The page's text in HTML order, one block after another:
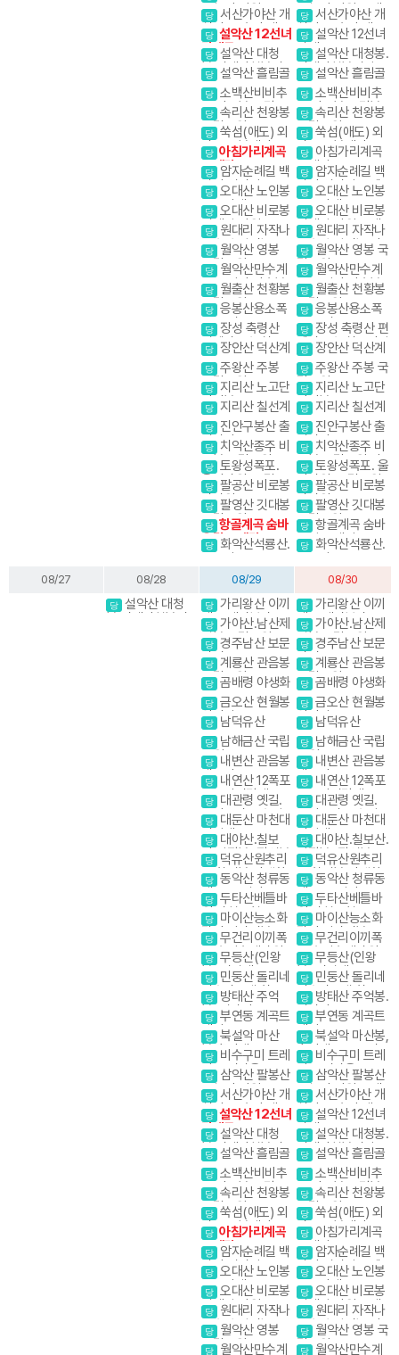
1일2산 강원20대
명산
당 서산가야산 개
심사. 문수사 배롱
나무
당 설악산 12선녀
탕계곡
당 설악산 대청
봉.귀때기청봉진
달래.흘림골 강원
20대명산
당 설악산 흘림골
당 소백산비비추
꽃 비로봉 국망봉
야생화
당 속리산 천왕봉
국립공원
당 쑥섬(애도) 외
나로도 봉래산
당 아침가리계곡
트레킹
당 암자순례길 백
담사 영시암 오세
암 내설악
당 오대산 노인봉
소금강계곡
당 오대산 비로봉
선재길 강원20대
명산
당 원대리 자작나
무숲 속삭이는 자
작나무 숲
당 월악산 영봉
국립공원
당 월악산만수계
곡 포암산 만수봉
당 월출산 천황봉
국립공원
당 응봉산용소폭
포 온정골
당 장성 축령산
편백나무숲 치유
의길
당 장안산 덕산계
곡
당 주왕산 주봉
국립공원
당 지리산 노고단
반야봉
당 지리산 칠선계
곡
당 진안구봉산 출
렁다리
당 치악산종주 비
로봉 국립공원 강
원20대명산
당 토왕성폭포.
울산바위. 국립공
원 스탬프
당 팔공산 비로봉
갓바위
당 팔영산 깃대봉
국립공원
당 항골계곡 숨바
우길 트레킹
당 화악산석룡산.
조무락골
1일2산 강원20대
명산
당 서산가야산 개
심사. 문수사 배롱
나무
당 설악산 12선녀
탕계곡
당 설악산 대청봉.
귀때기청봉진달래.
흘림골 강원20대
명산
당 설악산 흘림골
당 소백산비비추
꽃 비로봉 국망봉
야생화
당 속리산 천왕봉
국립공원
당 쑥섬(애도) 외
나로도 봉래산
당 아침가리계곡
트레킹
당 암자순례길 백
담사 영시암 오세
암 내설악
당 오대산 노인봉
소금강계곡
당 오대산 비로봉
선재길 강원20대
명산
당 원대리 자작나
무숲 속삭이는 자
작나무 숲
당 월악산 영봉 국
립공원
당 월악산만수계
곡 포암산 만수봉
당 월출산 천황봉
국립공원
당 응봉산용소폭
포 온정골
당 장성 축령산 편
백나무숲 치유의길
당 장안산 덕산계
곡
당 주왕산 주봉 국
립공원
당 지리산 노고단
반야봉
당 지리산 칠선계
곡
당 진안구봉산 출
렁다리
당 치악산종주 비
로봉 국립공원 강
원20대명산
당 토왕성폭포. 울
산바위. 국립공원
스탬프
당 팔공산 비로봉
갓바위
당 팔영산 깃대봉
국립공원
당 항골계곡 숨바
우길 트레킹
당 화악산석룡산.
조무락골
08/27 08/28
당 설악산 대청
봉.귀때기청봉진
08/29
당 가리왕산 이끼
계곡,케이블카(여
행코스)
당 가야산.남산제
일봉 국립공원
당 경주남산 보문
단지
당 계룡산 관음봉
국립공원
당 곰배령 야생화
당 금오산 현월봉
약사암
당 남덕유산
당 남해금산 국립
공원
당 내변산 관음봉
내소사
당 내연산 12폭포
소금강전망대
당 대관령 옛길.
금강소나무 숲길
당 대둔산 마천대
진달래
당 대야산.칠보
산.막장봉+장성봉
당 덕유산원추리
꽃 향적봉 야생화
당 동악산 청류동
계곡. 도림사
당 두타산베틀바
위.마천루협곡
당 마이산능소화
탑사 암마이봉
당 무건리이끼폭
포 추암촛대바위
당 무등산(인왕
봉) 서석대
당 민둥산 돌리네
인스타그램 핫플
레이스
당 방태산 주억
봉. 적가리골
당 부연동 계곡트
레킹
당 북설악 마산
봉,흘리계곡.물굽
이계곡
당 비수구미 트레
킹 오지마을
당 삼악산 팔봉산
1일2산 강원20대
명산
당 서산가야산 개
심사. 문수사 배롱
나무
당 설악산 12선녀
탕계곡
당 설악산 대청
봉.귀때기청봉진
달래.흘림골 강원
20대명산
당 설악산 흘림골
당 소백산비비추
꽃 비로봉 국망봉
야생화
당 속리산 천왕봉
국립공원
당 쑥섬(애도) 외
나로도 봉래산
당 아침가리계곡
트레킹
당 암자순례길 백
담사 영시암 오세
암 내설악
당 오대산 노인봉
소금강계곡
당 오대산 비로봉
선재길 강원20대
명산
당 원대리 자작나
무숲 속삭이는 자
작나무 숲
당 월악산 영봉
국립공원
당 월악산만수계
08/30
당 가리왕산 이끼
계곡,케이블카(여
행코스)
당 가야산.남산제
일봉 국립공원
당 경주남산 보문
단지
당 계룡산 관음봉
국립공원
당 곰배령 야생화
당 금오산 현월봉
약사암
당 남덕유산
당 남해금산 국립
공원
당 내변산 관음봉
내소사
당 내연산 12폭포
소금강전망대
당 대관령 옛길.
금강소나무 숲길
당 대둔산 마천대
진달래
당 대야산.칠보산.
막장봉+장성봉
당 덕유산원추리
꽃 향적봉 야생화
당 동악산 청류동
계곡. 도림사
당 두타산베틀바
위.마천루협곡
당 마이산능소화
탑사 암마이봉
당 무건리이끼폭
포 추암촛대바위
당 무등산(인왕
봉) 서석대
당 민둥산 돌리네
인스타그램 핫플레
이스
당 방태산 주억봉.
적가리골
당 부연동 계곡트
레킹
당 북설악 마산봉,
흘리계곡.물굽이계
곡
당 비수구미 트레
킹 오지마을
당 삼악산 팔봉산
1일2산 강원20대
명산
당 서산가야산 개
심사. 문수사 배롱
나무
당 설악산 12선녀
탕계곡
당 설악산 대청봉.
귀때기청봉진달래.
흘림골 강원20대
명산
당 설악산 흘림골
당 소백산비비추
꽃 비로봉 국망봉
야생화
당 속리산 천왕봉
국립공원
당 쑥섬(애도) 외
나로도 봉래산
당 아침가리계곡
트레킹
당 암자순례길 백
담사 영시암 오세
암 내설악
당 오대산 노인봉
소금강계곡
당 오대산 비로봉
선재길 강원20대
명산
당 원대리 자작나
무숲 속삭이는 자
작나무 숲
당 월악산 영봉 국
립공원
당 월악산만수계